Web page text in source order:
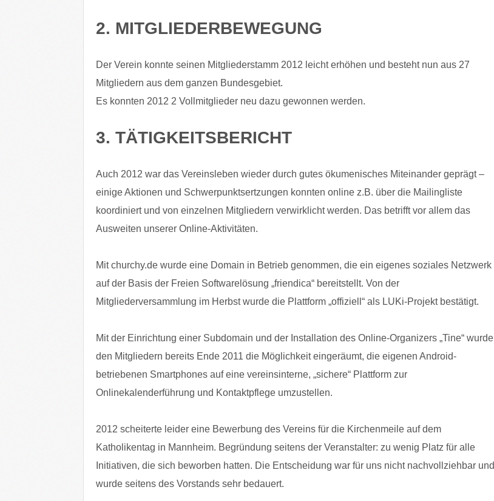
2. MITGLIEDERBEWEGUNG
Der Verein konnte seinen Mitgliederstamm 2012 leicht erhöhen und besteht nun aus 27
Mitgliedern aus dem ganzen Bundesgebiet.
Es konnten 2012 2 Vollmitglieder neu dazu gewonnen werden.
3. TÄTIGKEITSBERICHT
Auch 2012 war das Vereinsleben wieder durch gutes ökumenisches Miteinander geprägt –
einige Aktionen und Schwerpunktsertzungen konnten online z.B. über die Mailingliste
koordiniert und von einzelnen Mitgliedern verwirklicht werden. Das betrifft vor allem das
Ausweiten unserer Online-Aktivitäten.
Mit churchy.de wurde eine Domain in Betrieb genommen, die ein eigenes soziales Netzwerk
auf der Basis der Freien Softwarelösung „friendica“ bereitstellt. Von der
Mitgliederversammlung im Herbst wurde die Plattform „offiziell“ als LUKi-Projekt bestätigt.
Mit der Einrichtung einer Subdomain und der Installation des Online-Organizers „Tine“ wurde
den Mitgliedern bereits Ende 2011 die Möglichkeit eingeräumt, die eigenen Android-
betriebenen Smartphones auf eine vereinsinterne, „sichere“ Plattform zur
Onlinekalenderführung und Kontaktpflege umzustellen.
2012 scheiterte leider eine Bewerbung des Vereins für die Kirchenmeile auf dem
Katholikentag in Mannheim. Begründung seitens der Veranstalter: zu wenig Platz für alle
Initiativen, die sich beworben hatten. Die Entscheidung war für uns nicht nachvollziehbar und
wurde seitens des Vorstands sehr bedauert.